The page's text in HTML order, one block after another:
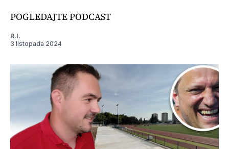
POGLEDAJTE PODCAST
R.I.
3 listopada 2024